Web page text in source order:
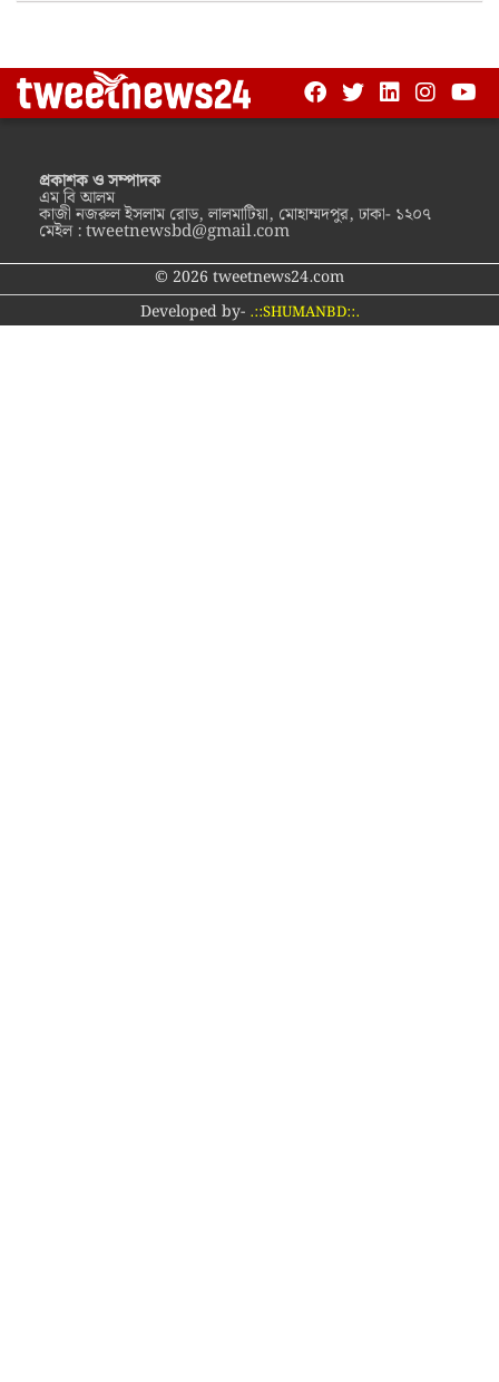
প্রকাশক ও সম্পাদক
এম বি আলম
কাজী নজরুল ইসলাম রোড, লালমাটিয়া, মোহাম্মদপুর, ঢাকা- ১২০৭
মেইল :tweetnewsbd@gmail.com
© 2026 tweetnews24.com
Developed by- .::SHUMANBD::.